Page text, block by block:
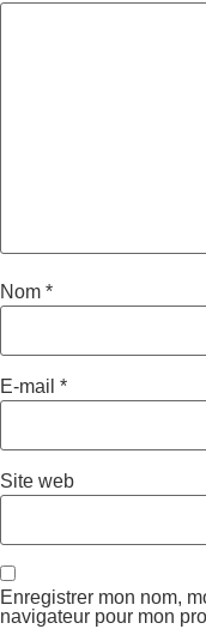
Nom *
E-mail *
Site web
Enregistrer mon nom,
navigateur pour mon